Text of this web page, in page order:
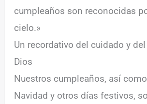
cumpleaños son reconocidas
cielo.»
Un recordativo del cuidado y
Dios
Nuestros cumpleaños, así
Navidad y otros días festivos,